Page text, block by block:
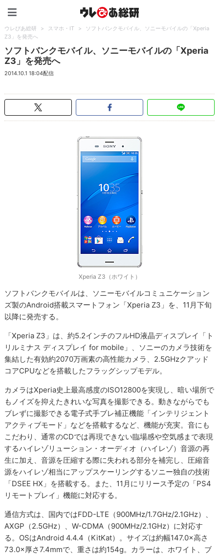
ウレぴあ総研 > スマホ・IT >
ソフトバンクモバイル、ソニーモバイルの「Xperia
Z3」を発売へ
ソフトバンクモバイル、ソニーモバイルの「Xperia
Z3」を発売へ
2014.10.1 18:04配信
Xperia Z3（ホワイト）
ソフトバンクモバイルは、ソニーモバイルコミュニケーション
ズ製のAndroid搭載スマートフォン「Xperia Z3」を、11月下旬
以降に発売する。
「Xperia Z3」は、約5.2インチのフルHD液晶ディスプレイ「ト
リルミナス ディスプレイ for mobile」、ソニーのカメラ技術を
集結した有効約2070万画素の高性能カメラ、2.5GHzクアッド
コアCPUなどを搭載したフラッグシップモデル。
カメラはXperia史上最高感度のISO12800を実現し、暗い場所で
もノイズを抑えたきれいな写真を撮影できる。動きながらでも
ブレずに撮影できる電子式手ブレ補正機能「インテリジェント
アクティブモード」などを搭載するなど、機能が充実。音にも
こだわり、通常のCDでは再現できない臨場感や空気感まで表現
するハイレゾリューション・オーディオ（ハイレゾ）音源の再
生に加え、音源を圧縮する際に失われる部分を補完し、圧縮音
源をハイレゾ相当にアップスケーリングするソニー独自の技術
「DSEE HX」を搭載する。また、11月にリリース予定の「PS4
リモートプレイ」機能に対応する。
通信方式は、国内ではFDD-LTE（900MHz/1.7GHz/2.1GHz）、
AXGP（2.5GHz）、W-CDMA（900MHz/2.1GHz）に対応す
る。OSはAndroid 4.4.4（KitKat）。サイズは約幅147.0×高さ
73.0×厚さ7.4mmで、重さは約154g。カラーは、ホワイト、ブ